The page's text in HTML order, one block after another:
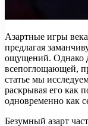
Азартные игры
предлагая
ощущений. Однако
всепоглощающей,
статье мы
раскрывая его как
одновременно как
Безумный азарт